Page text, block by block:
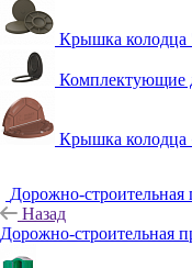
Крышка колодца
Комплектующие
Крышка колодца
Дорожно-строительная
Назад
Дорожно-строительная